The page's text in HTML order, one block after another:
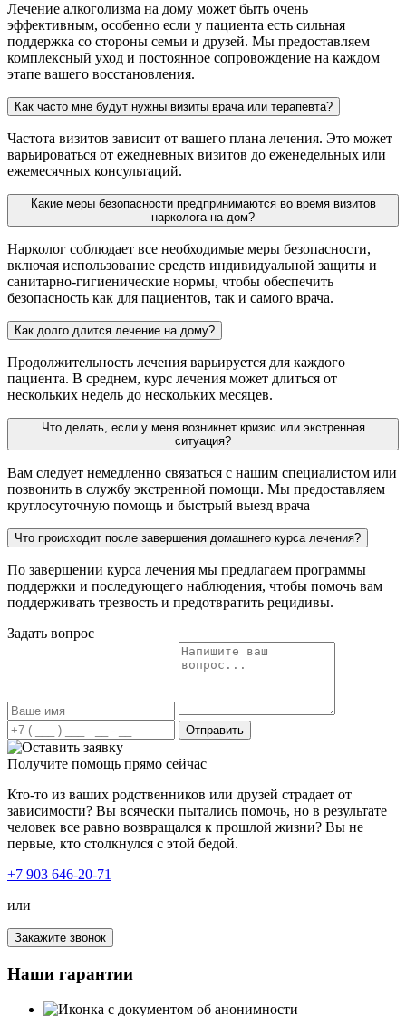
Лечение алкоголизма на дому может быть очень
эффективным, особенно если у пациента есть сильная
поддержка со стороны семьи и друзей. Мы предоставляем
комплексный уход и постоянное сопровождение на каждом
этапе вашего восстановления.
Как часто мне будут нужны визиты врача или терапевта?
Частота визитов зависит от вашего плана лечения. Это может
варьироваться от ежедневных визитов до еженедельных или
ежемесячных консультаций.
Какие меры безопасности предпринимаются во время визитов
нарколога на дом?
Нарколог соблюдает все необходимые меры безопасности,
включая использование средств индивидуальной защиты и
санитарно-гигиенические нормы, чтобы обеспечить
безопасность как для пациентов, так и самого врача.
Как долго длится лечение на дому?
Продолжительность лечения варьируется для каждого
пациента. В среднем, курс лечения может длиться от
нескольких недель до нескольких месяцев.
Что делать, если у меня возникнет кризис или экстренная
ситуация?
Вам следует немедленно связаться с нашим специалистом или
позвонить в службу экстренной помощи. Мы предоставляем
круглосуточную помощь и быстрый выезд врача
Что происходит после завершения домашнего курса лечения?
По завершении курса лечения мы предлагаем программы
поддержки и последующего наблюдения, чтобы помочь вам
поддерживать трезвость и предотвратить рецидивы.
Задать вопрос
Отправить
Получите помощь прямо сейчас
Кто-то из ваших родственников или друзей страдает от
зависимости? Вы всячески пытались помочь, но в результате
человек все равно возвращался к прошлой жизни? Вы не
первые, кто столкнулся с этой бедой.
+7 903 646-20-71
или
Закажите звонок
Наши гарантии